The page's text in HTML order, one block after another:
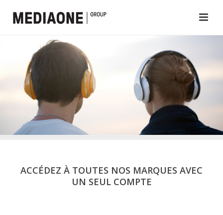
ACCÉDEZ À TOUTES NOS MARQUES AVEC
UN SEUL COMPTE